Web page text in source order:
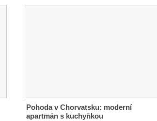
Pohoda v Chorvatsku: moderní
apartmán s kuchyňkou